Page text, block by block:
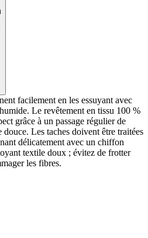
facilement en les essuyant avec
Le revêtement en tissu 100 %
grâce à un passage régulier de
douce. Les taches doivent être traitées
délicatement avec un chiffon
textile doux ; évitez de frotter
les fibres.